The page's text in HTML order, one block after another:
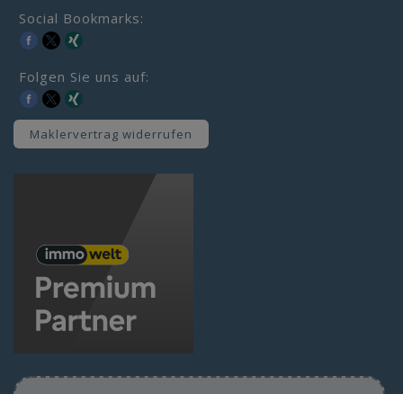
Social Bookmarks:
Folgen Sie uns auf:
Maklervertrag widerrufen